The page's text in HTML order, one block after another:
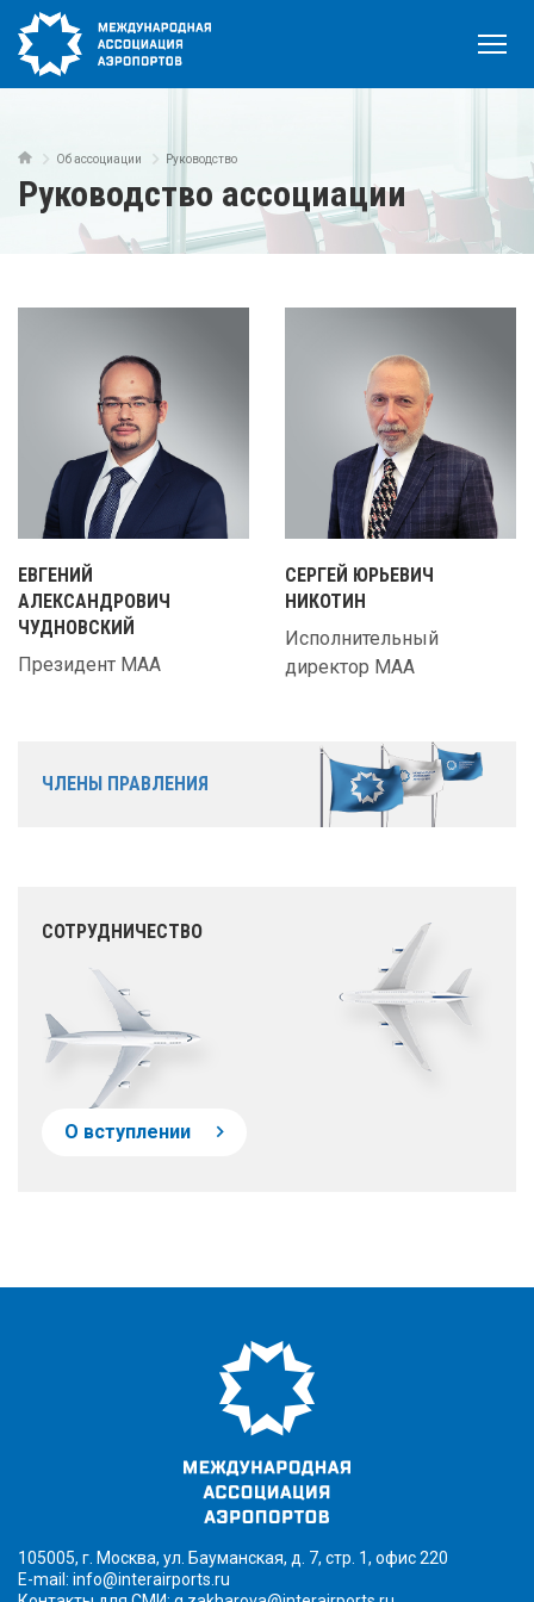
Об ассоциации Руководство
Руководство ассоциации
ЕВГЕНИЙ
АЛЕКСАНДРОВИЧ
ЧУДНОВСКИЙ
Президент МАА
СЕРГЕЙ ЮРЬЕВИЧ
НИКОТИН
Исполнительный
директор МАА
ЧЛЕНЫ ПРАВЛЕНИЯ
СОТРУДНИЧЕСТВО
О вступлении
105005, г. Москва, ул. Бауманская, д. 7, стр. 1, офис 220
E-mail: info@interairports.ru